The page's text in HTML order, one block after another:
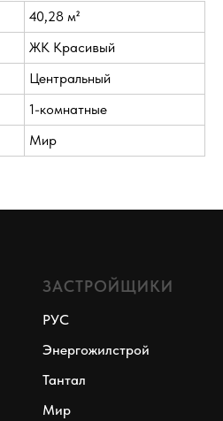
40,28 м²
ЖК Красивый
Центральный
1-комнатные
Мир
ЗАСТРОЙЩИКИ
РУС
Энергожилстрой
Тантал
Мир